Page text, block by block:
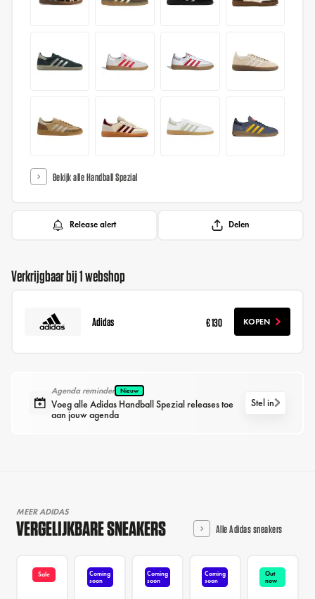
Bekijk alle Handball Spezial
Release alert Delen
Verkrijgbaar bij 1 webshop
Adidas € 130 KOPEN
Agenda reminder Nieuw
Voeg alle Adidas Handball Spezial releases toe
aan jouw agenda
Stel in
MEER ADIDAS
VERGELIJKBARE SNEAKERS Alle Adidas sneakers
Sale
Coming
soon
Coming
soon
Coming
soon
Out
now